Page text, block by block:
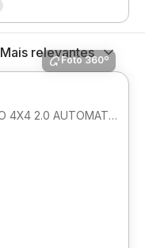
Mais relevantes
Foto 360º
BLACKHAWK HURRICANE 7L TURBO 4X4 2.0 AUTOMATICO